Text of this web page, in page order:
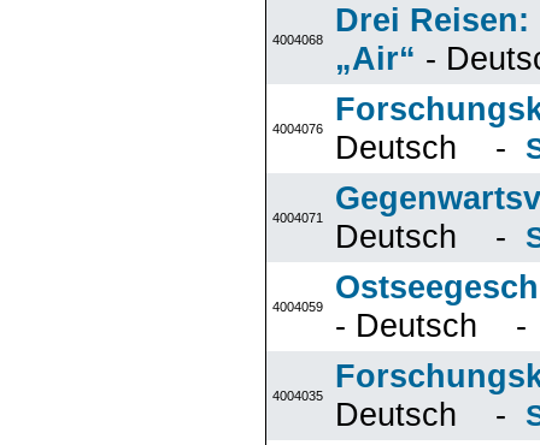
4004068
Drei Reisen:
„Air“ -
4004076
Deutsch -
4004071
Deutsch -
4004059
- Deutsch
4004035
Deutsch -